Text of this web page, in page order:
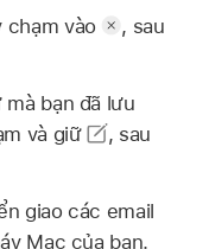
chạm vào
, sau
bạn đã lưu
và giữ
, sau
giao các email
Mac của bạn.